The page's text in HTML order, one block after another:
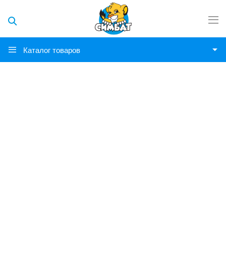
Каталог товаров